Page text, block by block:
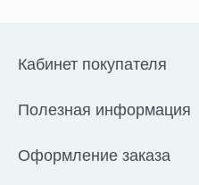
Кабинет покупателя
Полезная информация
Оформление заказа